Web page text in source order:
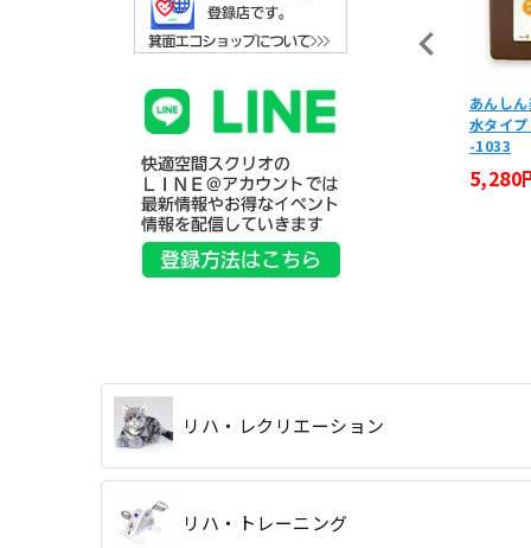
ルー エバー L 5way 大容量
A4・PC収納可 訪問看護 ケ
ソフトフォームボウリングセット
B-7994
15,950円
あんし
水タイ
-1033
5,280
リハ・レクリエーション
リハ・トレーニング